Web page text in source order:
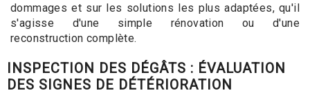
dommages et sur les solutions les plus adaptées, qu'il
s'agisse d'une simple rénovation ou d'une
reconstruction complète.
INSPECTION DES DÉGÂTS : ÉVALUATION
DES SIGNES DE DÉTÉRIORATION